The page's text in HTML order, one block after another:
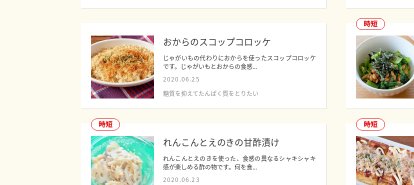
おからのスコップコロッケ
じゃがいもの代わりにおからを使ったスコップコロッケ
です。じゃがいもとおからの食感...
2020.06.25
糖質を抑えてたんぱく質をとりたい
時短
時短
れんこんとえのきの甘酢漬け
れんこんとえのきを使った、食感の異なるシャキシャキ
感が楽しめる酢の物です。何を食...
2020.06.23
時短